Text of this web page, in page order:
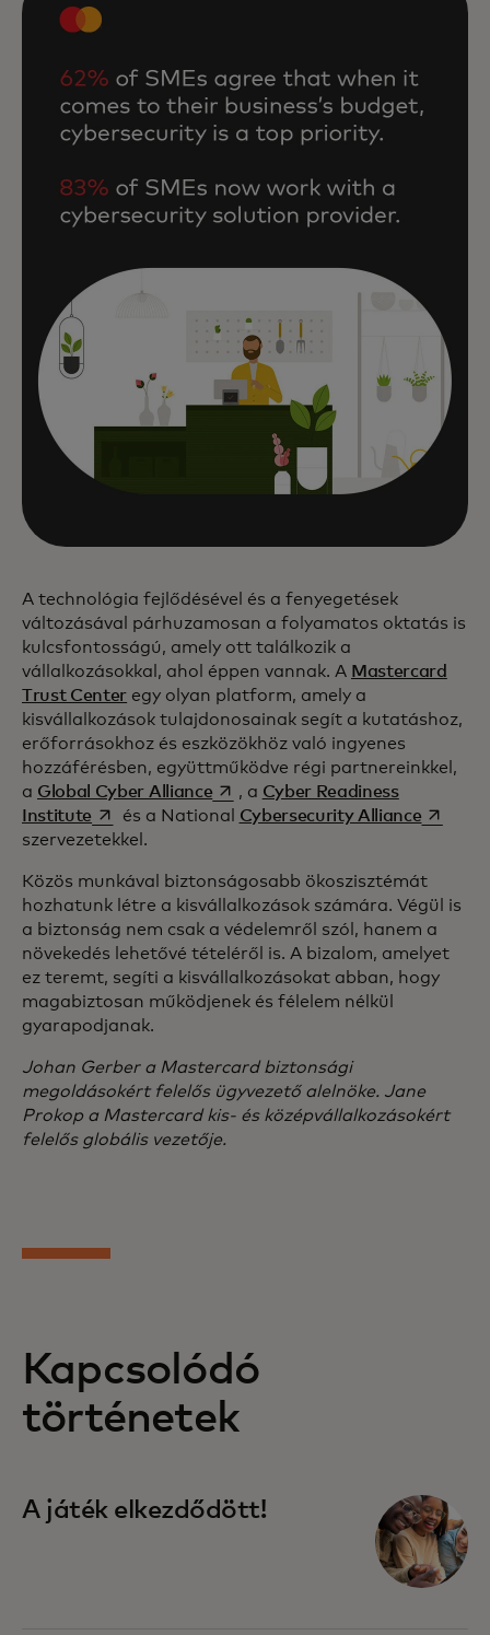
A technológia fejlődésével és a fenyegetések
változásával párhuzamosan a folyamatos oktatás is
kulcsfontosságú, amely ott találkozik a
vállalkozásokkal, ahol éppen vannak. A Mastercard
Trust Center egy olyan platform, amely a
kisvállalkozások tulajdonosainak segít a kutatáshoz,
erőforrásokhoz és eszközökhöz való ingyenes
hozzáférésben, együttműködve régi partnereinkkel,
a Global Cyber Allianceopens in a new tab
, a Cyber Readiness
Institute opens in a new tab
és a National Cybersecurity Allianceopens
szervezetekkel.
Közös munkával biztonságosabb ökoszisztémát
hozhatunk létre a kisvállalkozások számára. Végül is
a biztonság nem csak a védelemről szól, hanem a
növekedés lehetővé tételéről is. A bizalom, amelyet
ez teremt, segíti a kisvállalkozásokat abban, hogy
magabiztosan működjenek és félelem nélkül
gyarapodjanak.
Johan Gerber a Mastercard biztonsági
megoldásokért felelős ügyvezető alelnöke. Jane
Prokop a Mastercard kis- és középvállalkozásokért
felelős globális vezetője.
Kapcsolódó
történetek
A játék elkezdődött!